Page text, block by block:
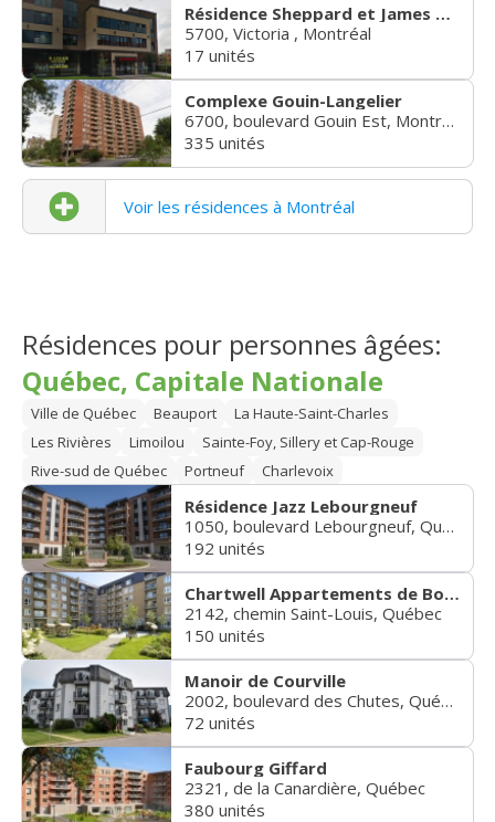
Résidence Sheppard et James Victoria
5700, Victoria , Montréal
17 unités
Complexe Gouin-Langelier
6700, boulevard Gouin Est, Montréal
335 unités
Voir les résidences à Montréal
Résidences pour personnes âgées:
Québec, Capitale Nationale
Ville de Québec Beauport
La Haute-Saint-Charles
Les Rivières
Limoilou
Sainte-Foy, Sillery et Cap-Rouge
Rive-sud de Québec
Portneuf Charlevoix
Résidence Jazz Lebourgneuf
1050, boulevard Lebourgneuf, Québec
192 unités
Chartwell Appartements de Bordeaux
2142, chemin Saint-Louis, Québec
150 unités
Manoir de Courville
2002, boulevard des Chutes, Québec
72 unités
Faubourg Giffard
2321, de la Canardière, Québec
380 unités